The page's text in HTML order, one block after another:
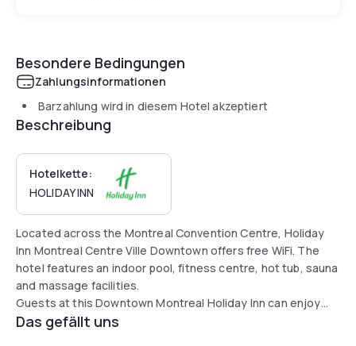
Besondere Bedingungen
Zahlungsinformationen
Barzahlung wird in diesem Hotel akzeptiert
Beschreibung
Hotelkette:
HOLIDAY INN
Located across the Montreal Convention Centre, Holiday
Inn Montreal Centre Ville Downtown offers free WiFi. The
hotel features an indoor pool, fitness centre, hot tub, sauna
and massage facilities.
Guests at this Downtown Montreal Holiday Inn can enjoy
gourmet dining at the on-site restaurant Chez Chiné.
Das gefällt uns